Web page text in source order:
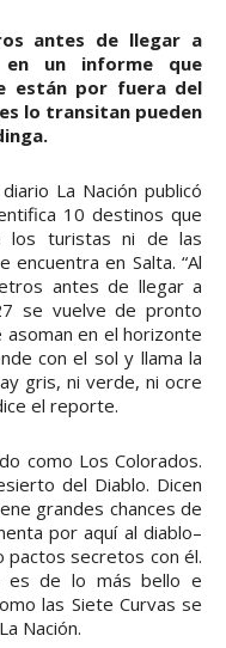
antes de llegar a
en un informe que
están por fuera del
lo transitan pueden
La Nación publicó
10 destinos que
los turistas ni de las
encuentra en Salta. “Al
antes de llegar a
se vuelve de pronto
en el horizonte
con el sol y llama la
gris, ni verde, ni ocre
el reporte.
como Los Colorados.
del Diablo. Dicen
grandes chances de
por aquí al diablo–
pactos secretos con él.
es de lo más bello e
las Siete Curvas se
Nación.